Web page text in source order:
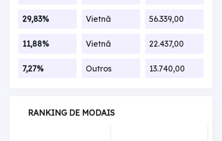
29,83% Vietnã 56.339,00
11,88% Vietnã 22.437,00
7,27% Outros 13.740,00
RANKING DE MODAIS